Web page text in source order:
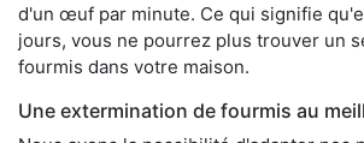
d'un œuf par minute. Ce qui signifie
jours, vous ne pourrez plus trouver un
fourmis dans votre maison.
Une extermination de fourmis au